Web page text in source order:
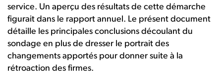
service. Un aperçu des résultats de cette démarche
figurait dans le rapport annuel. Le présent document
détaille les principales conclusions découlant du
sondage en plus de dresser le portrait des
changements apportés pour donner suite à la
rétroaction des firmes.